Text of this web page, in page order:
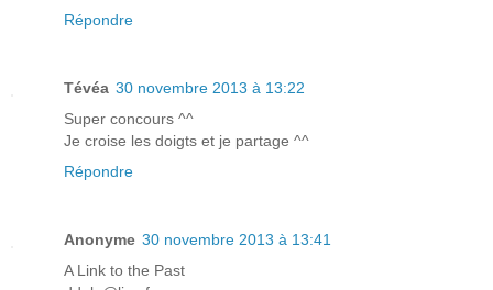
Répondre
Tévéa 30 novembre 2013 à 13:22
Super concours ^^
Je croise les doigts et je partage ^^
Répondre
Anonyme 30 novembre 2013 à 13:41
A Link to the Past